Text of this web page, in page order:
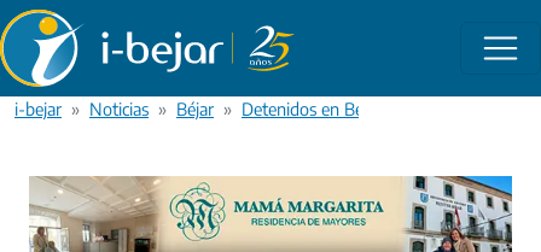
Pasar al contenido principal
i-bejar Noticias Béjar Detenidos en Béjar dos jóvenes por